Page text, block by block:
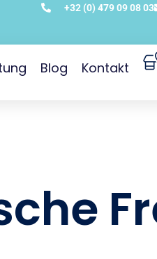
+32 (0) 479 09 08 03
Blog Kontakt